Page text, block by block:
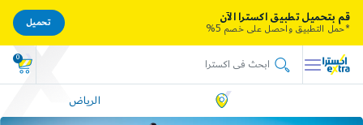
0
الرياض
قم بتحميل تطبيق اكسترا الآن
*حمل التطبيق واحصل على خصم 5%
تحميل